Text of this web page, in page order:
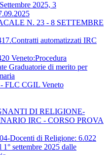
2025, 3
N. 23 - 8 SETTEMBRE
automatizzati IRC
Veneto:Procedura
Graduatorie di merito per
FLC CGIL Veneto
DI RELIGIONE-
IRC - CORSO PROVA
Docenti di Religione: 6.022
settembre 2025 dalle